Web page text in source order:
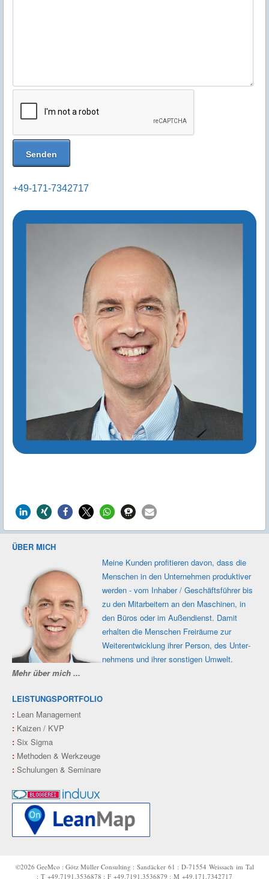
+49-171-7342717
ÜBER MICH
Meine Kunden profi­tieren davon, dass die
Men­schen in den Unter­nehmen produk­tiver
werden - vom Inhaber / Geschäfts­führer bis
zu den Mit­ar­beitern an den Maschi­nen, in
den Büros oder im Außen­dienst. Damit
erhalten die Men­schen Frei­räume zur
Weiter­ent­wicklung ihrer Person, des Unter­
nehmens und ihrer sons­tigen Umwelt.
Mehr über mich ...
LEISTUNGSPORTFOLIO
: Lean Management
: Kaizen / KVP
: Six Sigma
: Methoden & Werkzeuge
: Schulungen & Seminare
©2026 GeeMco : Götz Müller Consulting : Sandäcker 61 : D‑71554 Weissach im Tal
: T +49.7191.3536878 : F +49.7191.3536879 : M +49.171.7342717